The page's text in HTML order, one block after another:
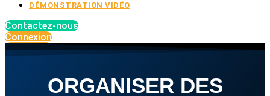
DÉMONSTRATION VIDÉO
Contactez-nous
Connexion
ORGANISER DES